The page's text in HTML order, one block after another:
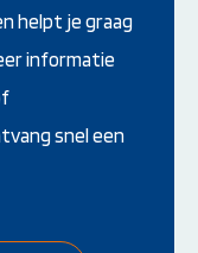
helpt je graag
informatie
snel een